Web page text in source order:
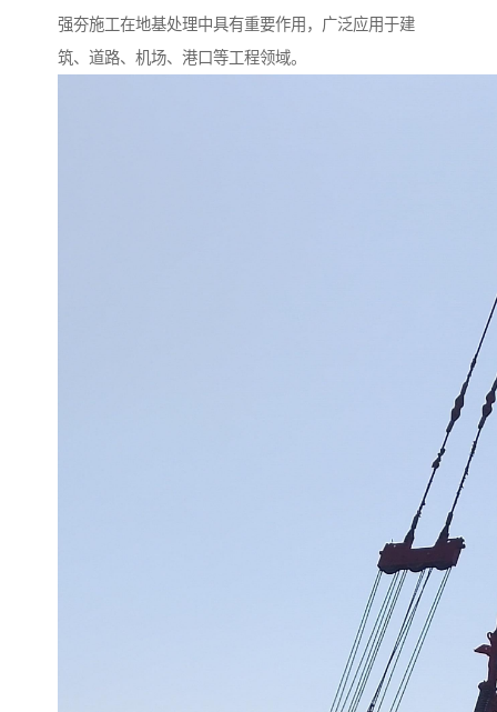
强夯施工在地基处理中具有重要作用，广泛应用于建
筑、道路、机场、港口等工程领域。